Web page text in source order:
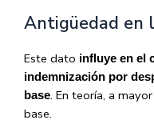
Antigüedad en
Este dato influye en el
indemnización por
base. En teoría, a
base.